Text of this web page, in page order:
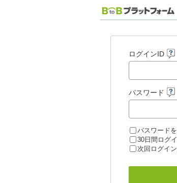
ログインID
パスワード
パスワード
30日間ログ
次回ログイ